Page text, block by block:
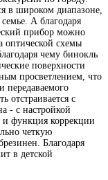
в широком диапазоне,
А благодаря
прибор можно
оптической схемы
чему бинокль
поверхности
просветлением, что
передаваемого
отстраивается с
- с настройкой
и функция коррекции
четкую
Благодаря
в детской